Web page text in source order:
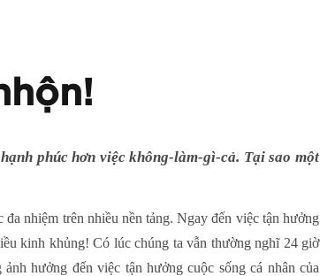
phúc hơn việc không-làm-gì-cả. Tại sao một
nhiệm trên nhiều nền tảng. Ngay đến việc tận hưởng
kinh khủng! Có lúc chúng ta vẫn thường nghĩ 24 giờ
hưởng đến việc tận hưởng cuộc sống cá nhân của